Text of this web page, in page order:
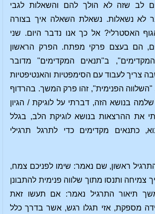
לב שזה לא הולך להם והשאלות לגבי
לא נשאלות. נשאלת השאלה איך בצורה
האסטרלי? אל כך אנו נדבר היום. שני
הם בעצם פרקי מפתח. הפרק הראשון
ב"תנאים המקדימים" מדובר
צריך לעבוד עם הסימפטיות והאנטיפטיות
"השלווה הפנימית", זהו פרק המשך. בהרדוף
בנושא הזה, דברתי על לוגיקת / הגיון
את ההרצאות בנושא לוגיקת הלב, בגלל
כתנאים מקדימים כדי לתרגל תרגילי
ראשון, שם נאמר: שימו לפניכם צמח,
ותנסו מתוך שלווה פנימית להתבונן
תיאור התרגיל נאמר: אם תעשו זאת
מספקת, אזי תגלו רגש, אשר בדרך כלל